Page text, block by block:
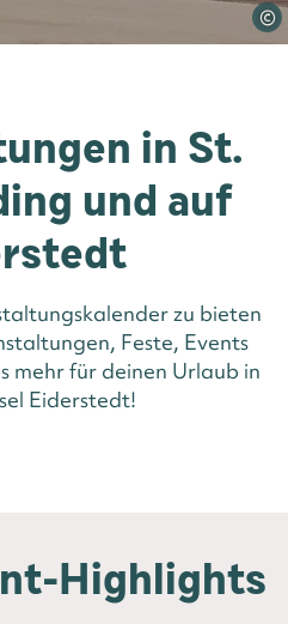
©
in St.
und auf
zu bieten
Feste, Events
mehr für deinen Urlaub in
Eiderstedt!
Highlights